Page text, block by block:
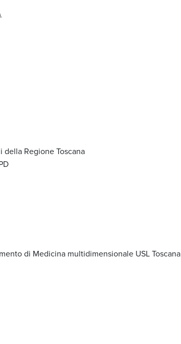
della Regione Toscana
di Medicina multidimensionale USL Toscana